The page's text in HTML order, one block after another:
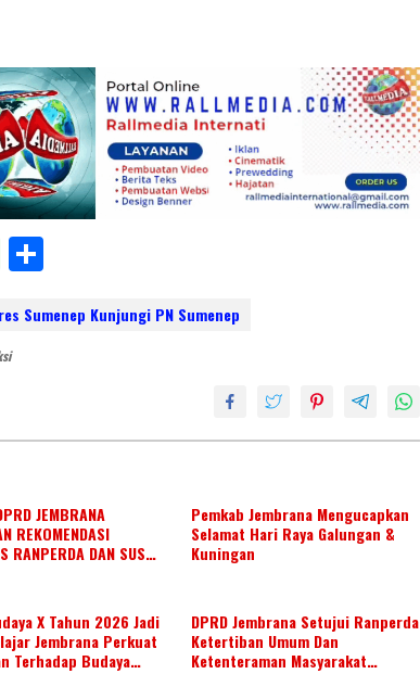
W
at
s
p
ar
Sumenep Kunjungi PN Sumenep
JEMBRANA
REKOMENDASI
RANPERDA DAN SUSUN
Pemkab Jembrana Mengucapkan
Selamat Hari Raya Galungan &
Kuningan
X Tahun 2026 Jadi
Jembrana Perkuat
Terhadap Budaya
DPRD Jembrana Setujui Ranperda
Ketertiban Umum Dan
Ketenteraman Masyarakat